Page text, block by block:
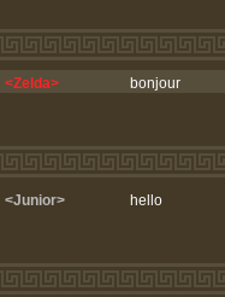
<Zelda> bonjour
<Junior> hello